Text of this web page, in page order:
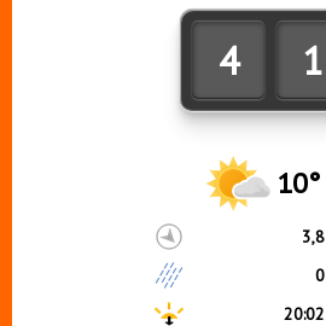
4 1
10°
3,8
0
20:02